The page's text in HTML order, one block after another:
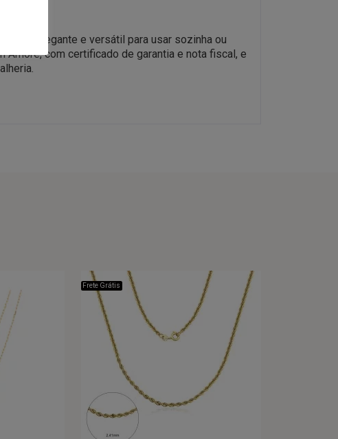
elegante e versátil para usar sozinha ou
Amore, com certificado de garantia e nota fiscal, e
Frete Grátis